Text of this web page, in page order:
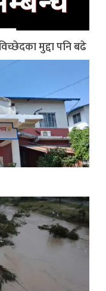
मुद्दा पनि बढे